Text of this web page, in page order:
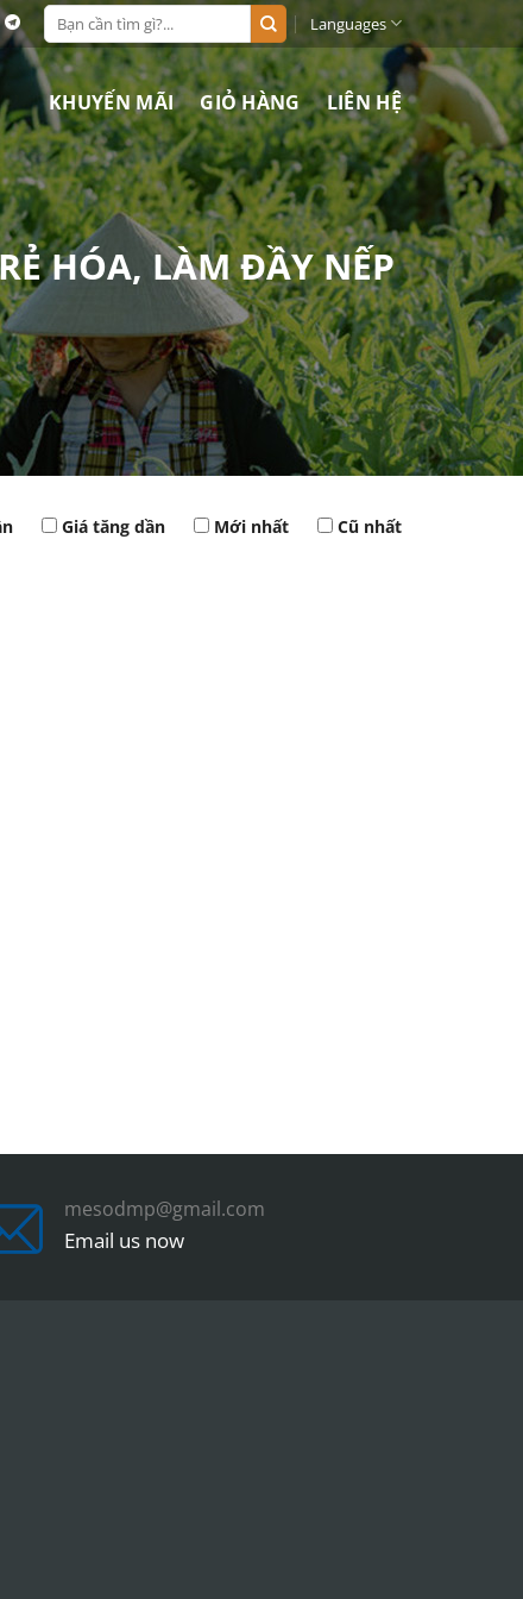
Search
for:
Languages
KHUYẾN MÃI GIỎ HÀNG LIÊN HỆ
HÓA, LÀM ĐẦY NẾP
Giá tăng dần Mới nhất Cũ nhất
mesodmp@gmail.com
Email us now